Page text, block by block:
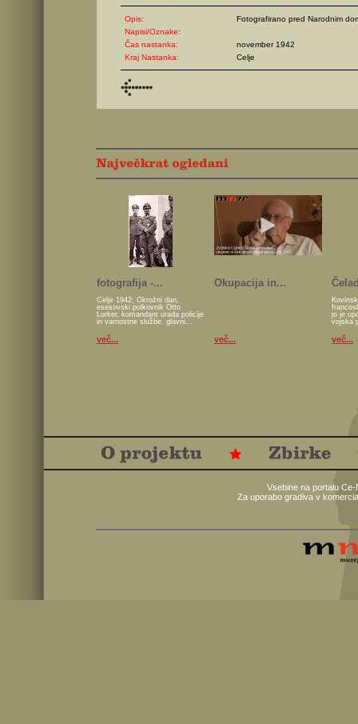
Opis:
Fotografirano pred Narodnim
Napisi/Oznake:
Čas nastanka:
november 1942
Kraj Nastanka:
Celje
fotografija -...
Celje 1942; Okrožni dan,
esesovski polkovnik Otto
Lurker, komandant urada policije
in varnostne službe, glavni...
več...
Okupacija in...
več...
jo je
vojska
več...
Vsebine na portalu
Za uporabo gradiva v